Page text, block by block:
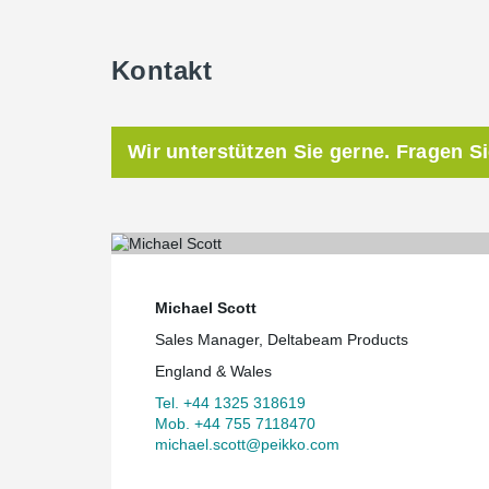
Kontakt
Wir unterstützen Sie gerne. Fragen
Michael Scott
Sales Manager, Deltabeam Products
England & Wales
Tel. +44 1325 318619
Mob. +44 755 7118470
michael.scott@peikko.com